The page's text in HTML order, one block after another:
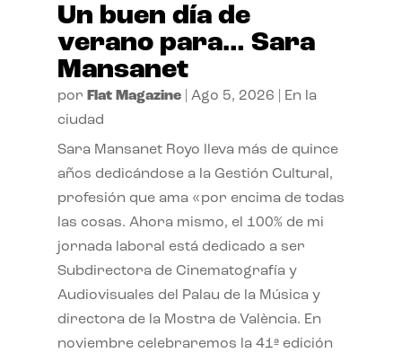
Un buen día de
verano para… Sara
Mansanet
por Flat Magazine| Ago 5, 2026
En la
ciudad
Sara Mansanet Royo lleva más de quince
años dedicándose a la Gestión Cultural,
profesión que ama «por encima de todas
las cosas. Ahora mismo, el 100% de mi
jornada laboral está dedicado a ser
Subdirectora de Cinematografía y
Audiovisuales del Palau de la Música y
directora de la Mostra de València. En
noviembre celebraremos la 41ª edición